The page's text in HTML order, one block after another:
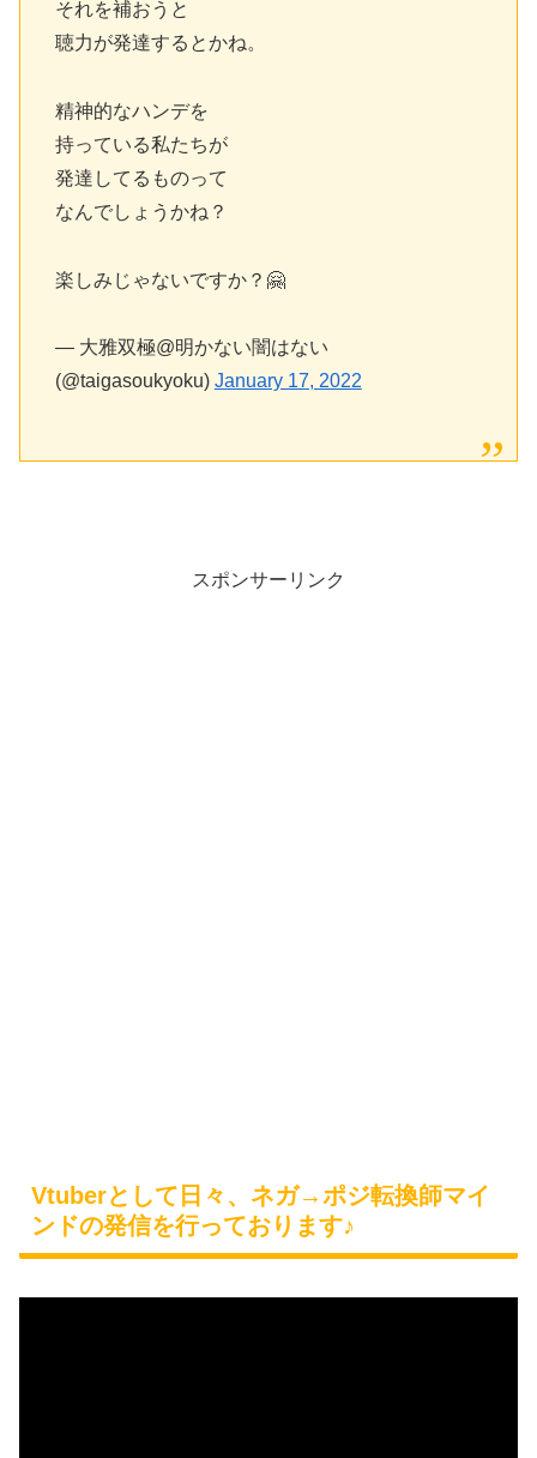
それを補おうと
聴力が発達するとかね。
精神的なハンデを
持っている私たちが
発達してるものって
なんでしょうかね？
楽しみじゃないですか？🤗
— 大雅双極@明かない闇はない
(@taigasoukyoku) January 17, 2022
スポンサーリンク
Vtuberとして日々、ネガ→ポジ転換師マイ
ンドの発信を行っております♪